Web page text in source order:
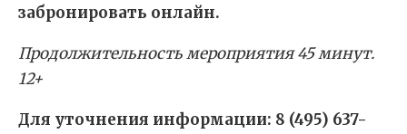
забронировать онлайн.
Продолжительность мероприятия 45 минут.
12+
Для уточнения информации: 8 (495) 637-